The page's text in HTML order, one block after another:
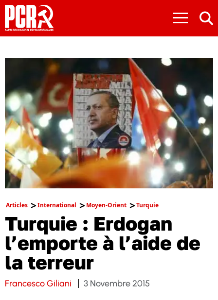
≡
Articles International Moyen-Orient Turquie
Turquie : Erdogan
l’emporte à l’aide de
la terreur
Francesco Giliani 3 Novembre 2015